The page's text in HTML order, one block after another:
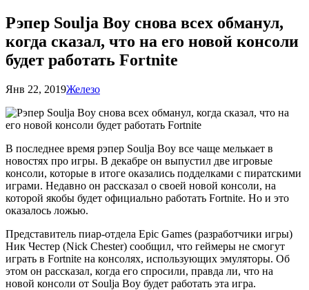
Рэпер Soulja Boy снова всех обманул,
когда сказал, что на его новой консоли
будет работать Fortnite
Янв 22, 2019Железо
В последнее время рэпер Soulja Boy все чаще мелькает в
новостях про игры. В декабре он выпустил две игровые
консоли, которые в итоге оказались подделками с пиратскими
играми. Недавно он рассказал о своей новой консоли, на
которой якобы будет официально работать Fortnite. Но и это
оказалось ложью.
Представитель пиар-отдела Epic Games (разработчики игры)
Ник Честер (Nick Chester) сообщил, что геймеры не смогут
играть в Fortnite на консолях, использующих эмуляторы. Об
этом он рассказал, когда его спросили, правда ли, что на
новой консоли от Soulja Boy будет работать эта игра.